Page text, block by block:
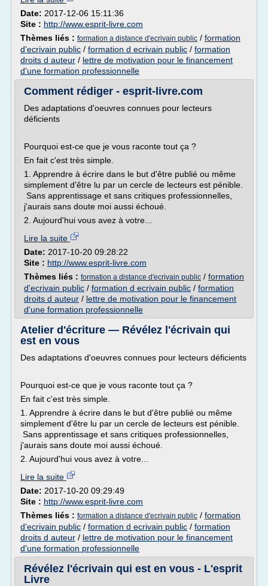
Date: 2017-12-06 15:11:36
Site : http://www.esprit-livre.com
Thèmes liés : formation a distance d'ecrivain public / formation
d'ecrivain public / formation d ecrivain public / formation
droits d auteur / lettre de motivation pour le financement
d'une formation professionnelle
Comment rédiger - esprit-livre.com
Des adaptations d'oeuvres connues pour lecteurs
déficients
Pourquoi est-ce que je vous raconte tout ça ?
En fait c'est très simple.
1. Apprendre à écrire dans le but d'être publié ou même
simplement d'être lu par un cercle de lecteurs est pénible.
Sans apprentissage et sans critiques professionnelles,
j'aurais sans doute moi aussi échoué.
2. Aujourd'hui vous avez à votre...
Lire la suite
Date: 2017-10-20 09:28:22
Site : http://www.esprit-livre.com
Thèmes liés : formation a distance d'ecrivain public / formation
d'ecrivain public / formation d ecrivain public / formation
droits d auteur / lettre de motivation pour le financement
d'une formation professionnelle
Atelier d'écriture — Révélez l'écrivain qui
est en vous
Des adaptations d'oeuvres connues pour lecteurs déficients
Pourquoi est-ce que je vous raconte tout ça ?
En fait c'est très simple.
1. Apprendre à écrire dans le but d'être publié ou même
simplement d'être lu par un cercle de lecteurs est pénible.
Sans apprentissage et sans critiques professionnelles,
j'aurais sans doute moi aussi échoué.
2. Aujourd'hui vous avez à votre...
Lire la suite
Date: 2017-10-20 09:29:49
Site : http://www.esprit-livre.com
Thèmes liés : formation a distance d'ecrivain public / formation
d'ecrivain public / formation d ecrivain public / formation
droits d auteur / lettre de motivation pour le financement
d'une formation professionnelle
Révélez l'écrivain qui est en vous - L'esprit
Livre